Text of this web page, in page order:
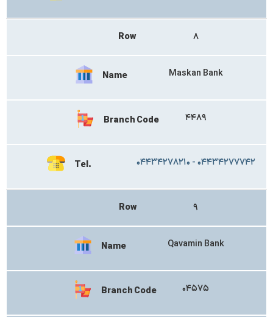
Row ۸
Name Maskan Bank
Branch Code ۴۴۸۹
Tel. ۰۴۴۳۴۲۷۸۲۱۰ - ۰۴۴۳۴۲۷۷۷۴۲
Row ۹
Name Qavamin Bank
Branch Code ۰۴۵۷۵